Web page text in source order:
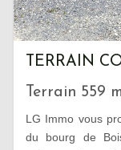
TERRAIN
Terrain 559
LG Immo vous
du bourg de